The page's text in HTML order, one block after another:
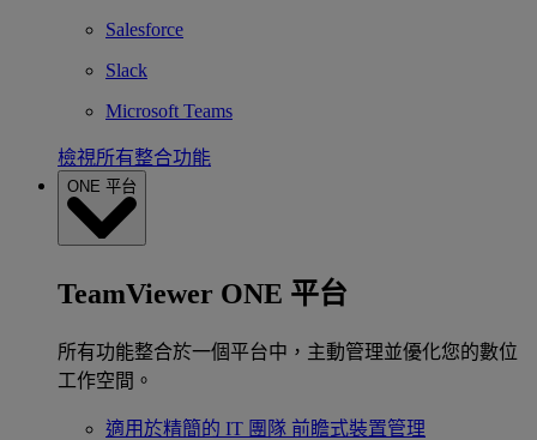
Salesforce
Slack
Microsoft Teams
檢視所有整合功能
ONE 平台
TeamViewer ONE 平台
所有功能整合於一個平台中，主動管理並優化您的數位
工作空間。
適用於精簡的 IT 團隊 前瞻式裝置管理